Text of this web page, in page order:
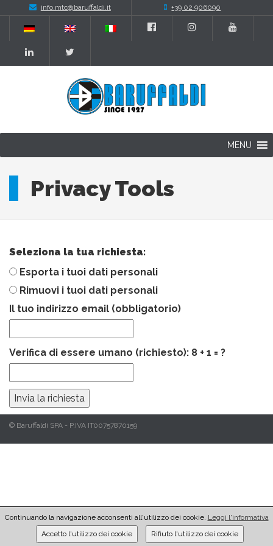
info.mtc@baruffaldi.it +39 02 906090
MENU
Privacy Tools
Seleziona la tua richiesta:
Esporta i tuoi dati personali
Rimuovi i tuoi dati personali
Il tuo indirizzo email (obbligatorio)
Verifica di essere umano (richiesto): 8 + 1 = ?
© Baruffaldi SPA - P.IVA IT00757870159
Continuando la navigazione acconsenti all'utilizzo dei cookie. Leggi l'informativa
Accetto l'utilizzo dei cookie
Rifiuto l'utilizzo dei cookie